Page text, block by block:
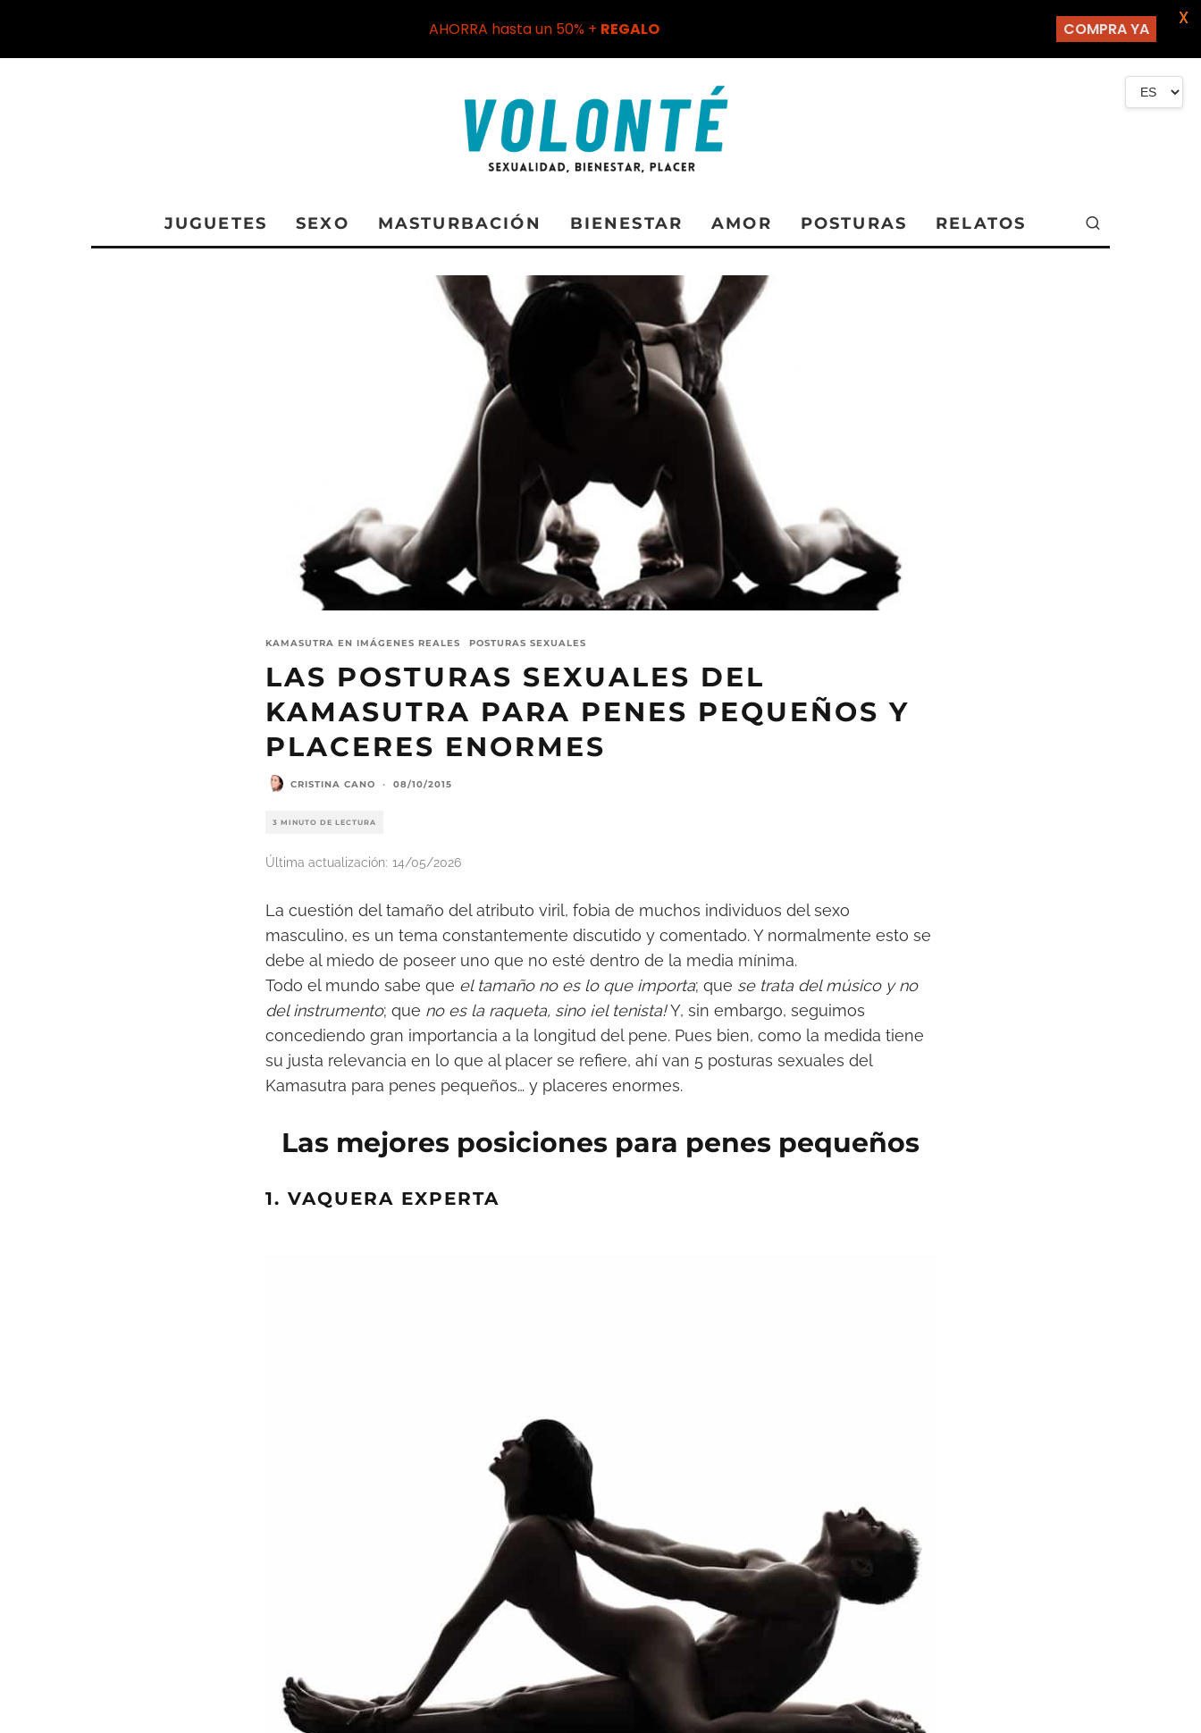
JUGUETES SEXO MASTURBACIÓN BIENESTAR AMOR POSTURAS RELATOS
KAMASUTRA EN IMÁGENES REALES POSTURAS SEXUALES
LAS POSTURAS SEXUALES DEL
KAMASUTRA PARA PENES PEQUEÑOS Y
PLACERES ENORMES
CRISTINA CANO · 08/10/2015
3 MINUTO DE LECTURA
Última actualización: 14/05/2026
La cuestión del tamaño del atributo viril, fobia de muchos individuos del sexo
masculino, es un tema constantemente discutido y comentado. Y normalmente esto se
debe al miedo de poseer uno que no esté dentro de la media mínima.
Todo el mundo sabe que el tamaño no es lo que importa; que se trata del músico y no
del instrumento; que no es la raqueta, sino ¡el tenista!Y, sin embargo, seguimos
concediendo gran importancia a la longitud del pene. Pues bien, como la medida tiene
su justa relevancia en lo que al placer se refiere, ahí van 5 posturas sexuales del
Kamasutra para penes pequeños… y placeres enormes.
Las mejores posiciones para penes pequeños
1. VAQUERA EXPERTA
AHORRA hasta un 50% + REGALO COMPRA YA
X